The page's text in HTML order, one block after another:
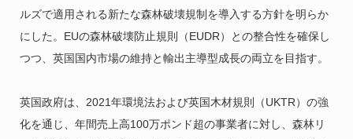
ルズで適用される新たな森林破壊規制を導入する方針を明らか
にした。EUの森林破壊防止規則（EUDR）との整合性を確保し
つつ、英国国内市場の維持と輸出主導型成長の両立を目指す。
英国政府は、2021年環境法および英国木材規則（UKTR）の強
化を通じ、年間売上高100万ポンド超の事業者に対し、森林リ